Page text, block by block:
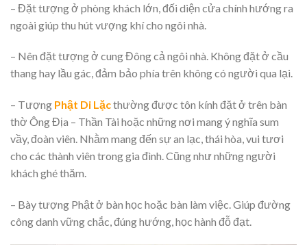
– Đặt tượng ở phòng khách lớn, đối diện cửa chính hướng ra
ngoài giúp thu hút vượng khí cho ngôi nhà.
– Nên đặt tượng ở cung Đông cả ngôi nhà. Không đặt ở cầu
thang hay lầu gác, đảm bảo phía trên không có người qua lại.
– Tượng Phật Di Lặcthường được tôn kính đặt ở trên bàn
thờ Ông Địa – Thần Tài hoặc những nơi mang ý nghĩa sum
vầy, đoàn viên. Nhằm mang đến sự an lạc, thái hòa, vui tươi
cho các thành viên trong gia đình. Cũng như những người
khách ghé thăm.
– Bày tượng Phật ở bàn học hoặc bàn làm việc. Giúp đường
công danh vững chắc, đúng hướng, học hành đỗ đạt.